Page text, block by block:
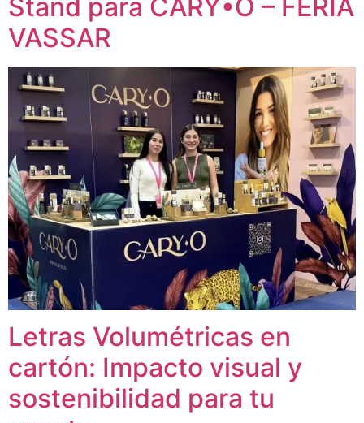
Stand para CARY•O – FERIA
VASSAR
Letras Volumétricas en
cartón: Impacto visual y
sostenibilidad para tu